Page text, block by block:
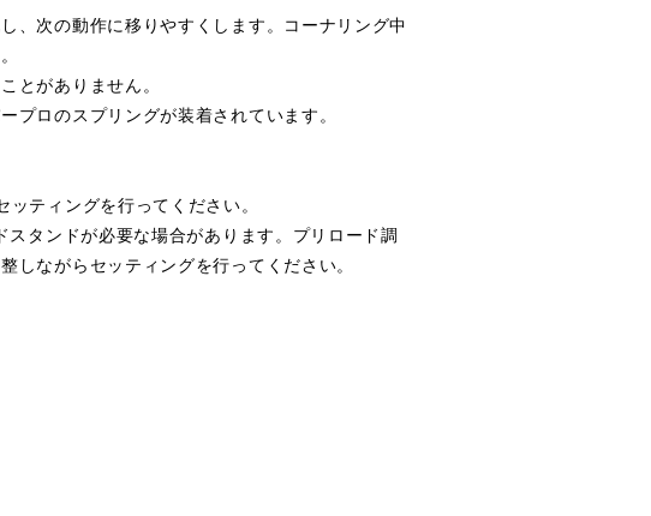
、次の動作に移りやすくします。コーナリング中
とがありません。
プロのスプリングが装着されています。
ティングを行ってください。
タンドが必要な場合があります。プリロード調
しながらセッティングを行ってください。